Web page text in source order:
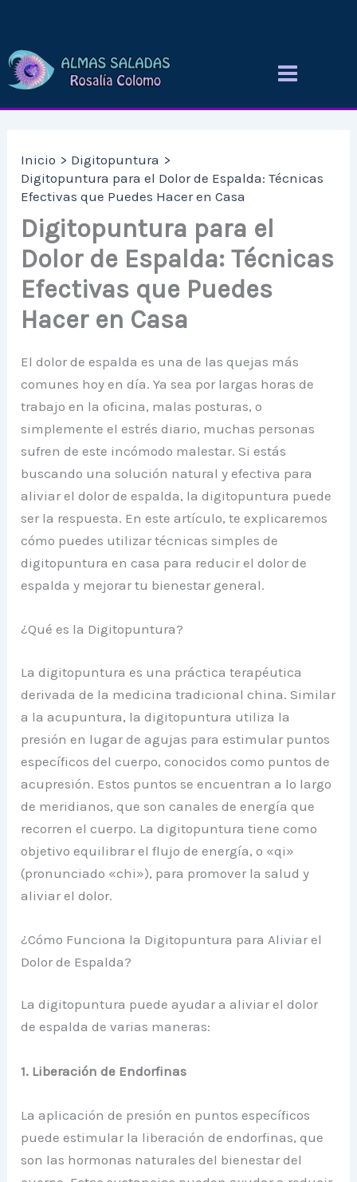
contenido
Inicio
Digitopuntura
Digitopuntura para el Dolor de Espalda: Técnicas
Efectivas que Puedes Hacer en Casa
Digitopuntura para el
Dolor de Espalda: Técnicas
Efectivas que Puedes
Hacer en Casa
El dolor de espalda es una de las quejas más
comunes hoy en día. Ya sea por largas horas de
trabajo en la oficina, malas posturas, o
simplemente el estrés diario, muchas personas
sufren de este incómodo malestar. Si estás
buscando una solución natural y efectiva para
aliviar el dolor de espalda, la digitopuntura puede
ser la respuesta. En este artículo, te explicaremos
cómo puedes utilizar técnicas simples de
digitopuntura en casa para reducir el dolor de
espalda y mejorar tu bienestar general.
¿Qué es la Digitopuntura?
La digitopuntura es una práctica terapéutica
derivada de la medicina tradicional china. Similar
a la acupuntura, la digitopuntura utiliza la
presión en lugar de agujas para estimular puntos
específicos del cuerpo, conocidos como puntos de
acupresión. Estos puntos se encuentran a lo largo
de meridianos, que son canales de energía que
recorren el cuerpo. La digitopuntura tiene como
objetivo equilibrar el flujo de energía, o «qi»
(pronunciado «chi»), para promover la salud y
aliviar el dolor.
¿Cómo Funciona la Digitopuntura para Aliviar el
Dolor de Espalda?
La digitopuntura puede ayudar a aliviar el dolor
de espalda de varias maneras:
1. Liberación de Endorfinas
La aplicación de presión en puntos específicos
puede estimular la liberación de endorfinas, que
son las hormonas naturales del bienestar del